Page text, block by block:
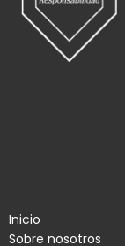
Inicio
Sobre nosotros